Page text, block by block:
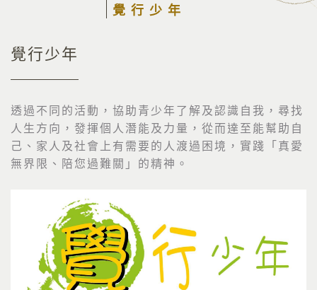
覺行少年
覺行少年
透過不同的活動，協助青少年了解及認識自我，尋找
人生方向，發揮個人潛能及力量，從而達至能幫助自
己、家人及社會上有需要的人渡過困境，實踐「真愛
無界限、陪您過難關」的精神。